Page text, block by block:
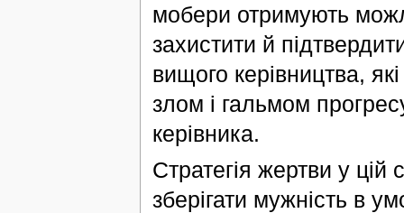
мобери отримують
захистити й
вищого керівництва,
злом і гальмом
керівника.
Стратегія жертви у цій
зберігати мужність в